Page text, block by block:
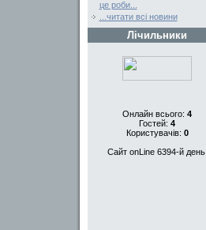
це роби...
...читати всі новини
Лічильники
Онлайн всього: 4
Гостей: 4
Користувачів: 0
Сайт onLine 6394-й день.